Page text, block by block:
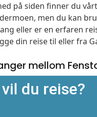
på siden finner du
men du kan
eller er en erfaren
din reise til eller fra
mellom
du reise?